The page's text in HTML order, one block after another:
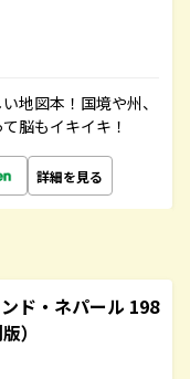
地図本！国境や州、
脳もイキイキ！
詳細を見る
ド・ネパール 198
）